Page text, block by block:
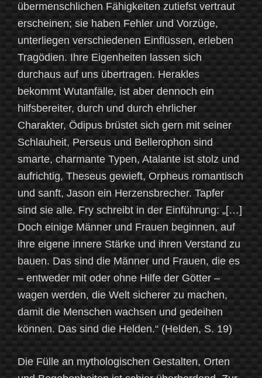
übermenschlichen Fähigkeiten zutiefst vertraut
erscheinen; sie haben Fehler und Vorzüge,
unterliegen verschiedenen Einflüssen, erleben
Tragödien. Ihre Eigenheiten lassen sich
durchaus auf uns übertragen. Herakles
bekommt Wutanfälle, ist aber dennoch ein
hilfsbereiter, durch und durch ehrlicher
Charakter, Ödipus brüstet sich gern mit seiner
Schlauheit, Perseus und Bellerophon sind
smarte, charmante Typen, Atalante ist stolz und
aufrichtig, Theseus gewieft, Orpheus romantisch
und sanft, Jason ein Herzensbrecher. Tapfer
sind sie alle. Fry schreibt in der Einführung: „[…]
Doch einige Männer und Frauen beginnen, auf
ihre eigene innere Stärke und ihren Verstand zu
bauen. Das sind die Männer und Frauen, die es
– entweder mit oder ohne Hilfe der Götter –
wagen werden, die Welt sicherer zu machen,
damit die Menschen wachsen und gedeihen
können. Das sind die Helden.“ (Helden, S. 19)
Die Fülle an mythologischen Gestalten, Orten